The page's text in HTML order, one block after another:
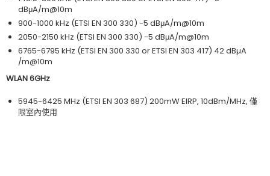
dBμA/m@10m
900-1000 kHz (ETSI EN 300 330) -5 dBμA/m@10m
2050-2150 kHz (ETSI EN 300 330) -5 dBμA/m@10m
6765-6795 kHz (ETSI EN 300 330 or ETSI EN 303 417) 42 dBµA
/m@10m
WLAN 6GHz
5945-6425 MHz (ETSI EN 303 687) 200mW EIRP, 10dBm/MHz, 僅
限室內使用